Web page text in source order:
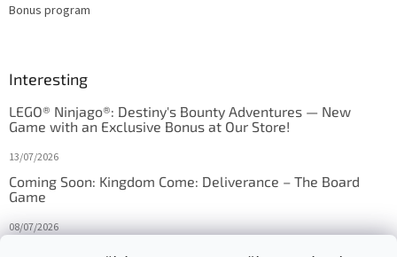
Bonus program
Interesting
LEGO® Ninjago®: Destiny's Bounty Adventures — New
Game with an Exclusive Bonus at Our Store!
13/07/2026
Coming Soon: Kingdom Come: Deliverance – The Board
Game
08/07/2026